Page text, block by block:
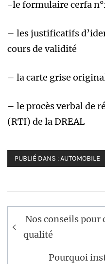
-le formulaire cerfa
– les justificatifs
cours de validité
– la carte grise
– le procès verbal de
(RTI) de la DREAL
PUBLIÉ DANS :AUTOMOBILE
Navigation
de
l’article
Nos conseils
qualité
Pourquoi